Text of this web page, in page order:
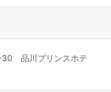
30 品川プリンスホテ